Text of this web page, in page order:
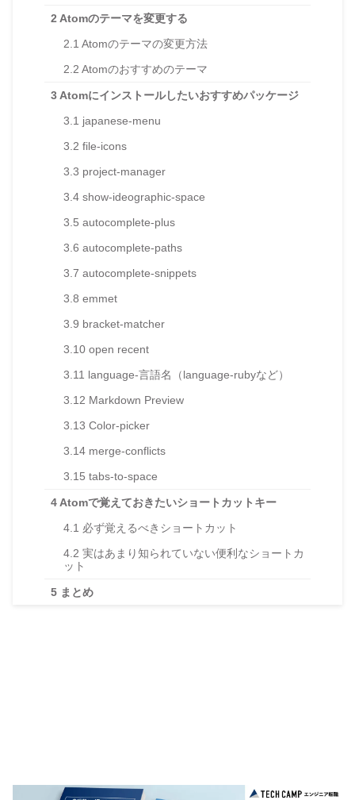
2Atomのテーマを変更する
2.1 Atomのテーマの変更方法
2.2 Atomのおすすめのテーマ
3Atomにインストールしたいおすすめパッケージ
3.1 japanese-menu
3.2 file-icons
3.3 project-manager
3.4 show-ideographic-space
3.5 autocomplete-plus
3.6 autocomplete-paths
3.7 autocomplete-snippets
3.8 emmet
3.9 bracket-matcher
3.10 open recent
3.11 language-言語名（language-rubyなど）
3.12 Markdown Preview
3.13 Color-picker
3.14 merge-conflicts
3.15 tabs-to-space
4Atomで覚えておきたいショートカットキー
4.1 必ず覚えるべきショートカット
4.2 実はあまり知られていない便利なショートカ
ット
5 まとめ